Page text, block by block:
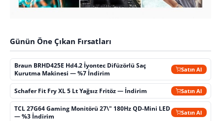
Günün Öne Çıkan Fırsatları
Braun BRHD425E Hd4.2 İyontec Difüzörlü Saç
Kurutma Makinesi — %7 İndirim
Satın Al
Schafer Fit Fry XL 5 Lt Yağsız Fritöz — İndirim Satın Al
TCL 27G64 Gaming Monitörü 27\" 180Hz QD-Mini LED
— %3 İndirim
Satın Al